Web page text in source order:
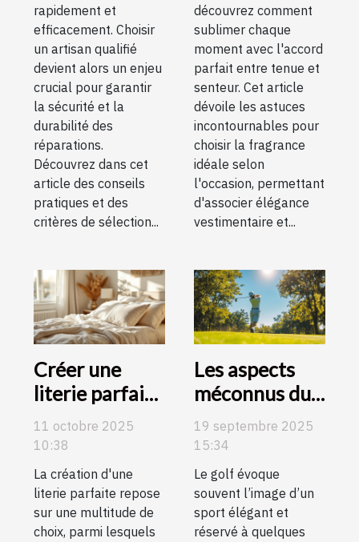
rapidement et
efficacement. Choisir
un artisan qualifié
devient alors un enjeu
crucial pour garantir
la sécurité et la
durabilité des
réparations.
Découvrez dans cet
article des conseils
pratiques et des
critères de sélection...
découvrez comment
sublimer chaque
moment avec l'accord
parfait entre tenue et
senteur. Cet article
dévoile les astuces
incontournables pour
choisir la fragrance
idéale selon
l'occasion, permettant
d'associer élégance
vestimentaire et...
Créer une
literie parfaite
: Importance
du choix de
drap housse
11 octobre 2025
10:38
La création d'une
literie parfaite repose
sur une multitude de
choix, parmi lesquels
Les aspects
méconnus du
golf expliqués
pour tous les
niveaux
19 septembre 2025
15:34
Le golf évoque
souvent l’image d’un
sport élégant et
réservé à quelques